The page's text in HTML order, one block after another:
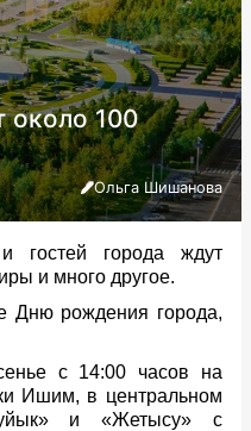
около 100
Ольга Шишанова
гостей города ждут
и много другое.
Дню рождения города,
с 14:00 часов на
Ишим, в центральном
и «Жетысу» с